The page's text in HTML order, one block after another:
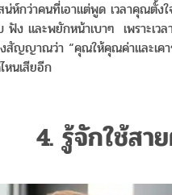
ห์กว่าคนที่เอาแต่พูด เวลาคุณตั้ง
ฟัง และพยักหน้าเบาๆ เพราะเ
สัญญาณว่า “คุณให้คุณค่าและเค
หนเสียอีก
4. รู้จักใช้สา